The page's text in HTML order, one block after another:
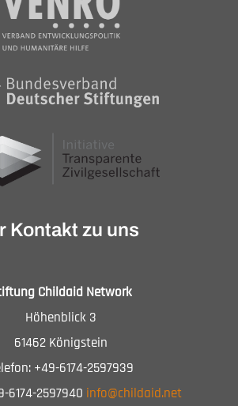
Kontakt zu uns
Childaid Network
Höhenblick 3
61462 Königstein
+49-6174-2597939
6174-2597940 info@childaid.net